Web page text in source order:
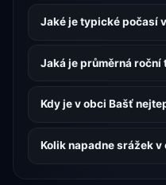
Jaké je typické počasí
Jaká je průměrná roční
Kdy je v obci Bašť
Kolik napadne srážek v